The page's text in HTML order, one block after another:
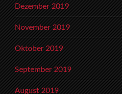
Dezember 2019
November 2019
Oktober 2019
September 2019
August 2019